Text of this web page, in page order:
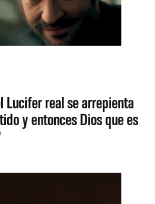
Lucifer real se arrepienta
y entonces Dios que es